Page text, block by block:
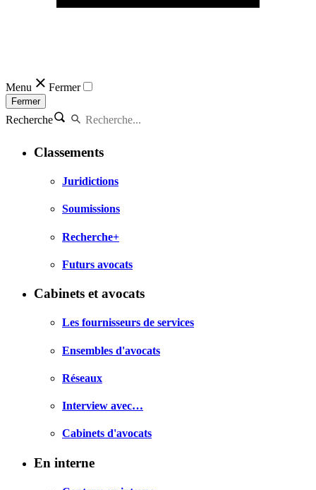
Menu Fermer
Fermer
Recherche
Classements
Juridictions
Soumissions
Recherche+
Futurs avocats
Cabinets et avocats
Les fournisseurs de services
Ensembles d'avocats
Réseaux
Interview avec…
Cabinets d'avocats
En interne